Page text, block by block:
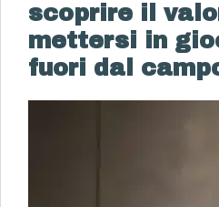
scoprire il
mettersi in
fuori dal